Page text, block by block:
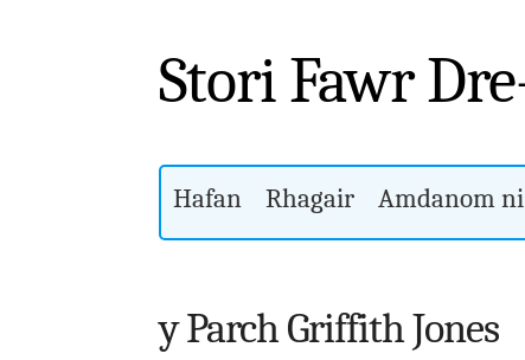
Stori Fawr
Hafan Rhagair Amdanom ni
y Parch Griffith Jones